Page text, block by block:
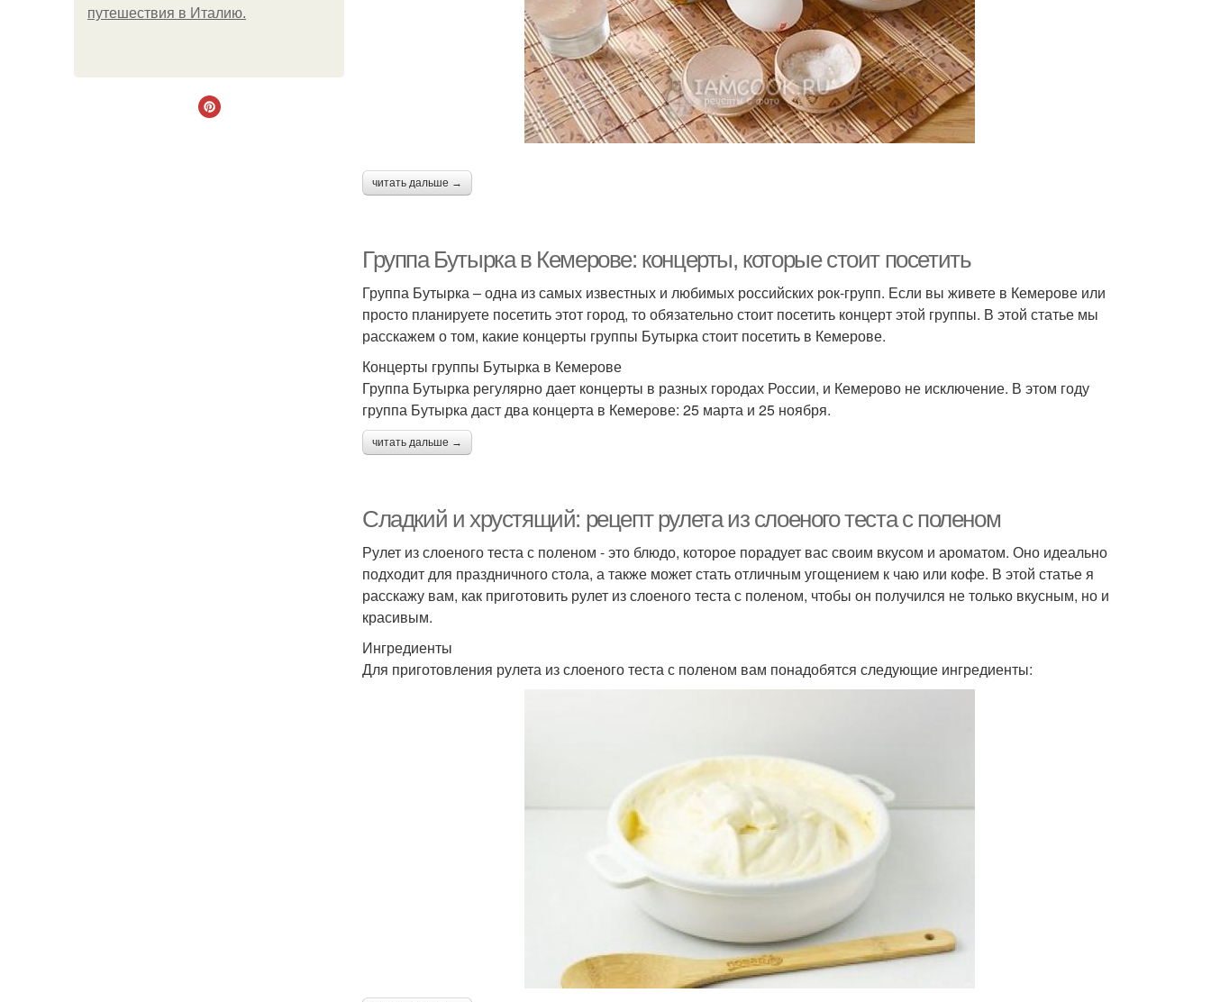
путешествия в Италию.
читать дальше →
Группа Бутырка в Кемерове: концерты, которые стоит посетить
Группа Бутырка – одна из самых известных и любимых российских рок-групп. Если вы живете в Кемерове или
просто планируете посетить этот город, то обязательно стоит посетить концерт этой группы. В этой статье мы
расскажем о том, какие концерты группы Бутырка стоит посетить в Кемерове.
Концерты группы Бутырка в Кемерове
Группа Бутырка регулярно дает концерты в разных городах России, и Кемерово не исключение. В этом году
группа Бутырка даст два концерта в Кемерове: 25 марта и 25 ноября.
читать дальше →
Сладкий и хрустящий: рецепт рулета из слоеного теста с поленом
Рулет из слоеного теста с поленом - это блюдо, которое порадует вас своим вкусом и ароматом. Оно идеально
подходит для праздничного стола, а также может стать отличным угощением к чаю или кофе. В этой статье я
расскажу вам, как приготовить рулет из слоеного теста с поленом, чтобы он получился не только вкусным, но и
красивым.
Ингредиенты
Для приготовления рулета из слоеного теста с поленом вам понадобятся следующие ингредиенты: